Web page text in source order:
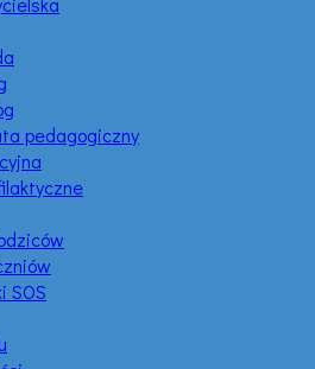
pedagogiczny
SOS